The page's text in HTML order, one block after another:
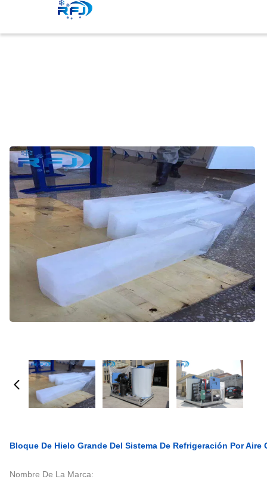
Bloque De Hielo Grande Del Sistema De Refrigeración Por
Nombre De La Marca: